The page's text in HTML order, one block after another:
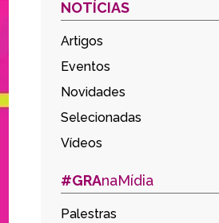
NOTÍCIAS
Artigos
Eventos
Novidades
Selecionadas
Vídeos
#GRAnaMídia
Palestras